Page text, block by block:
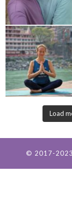
Load
© 2017-